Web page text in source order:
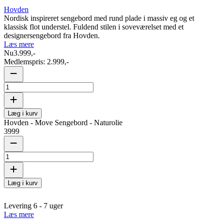
Hovden
Nordisk inspireret sengebord med rund plade i massiv eg og et
klassisk flot understel. Fuldend stilen i soveværelset med et
designersengebord fra Hovden.
Læs mere
Nu3.999,-
Medlemspris: 2.999,-
Læg i kurv
Hovden - Move Sengebord - Naturolie
3999
Læg i kurv
Levering 6 - 7 uger
Læs mere